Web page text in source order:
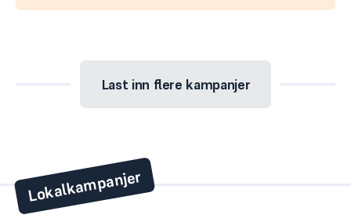
Last inn flere kampanjer
Lokalkampanjer